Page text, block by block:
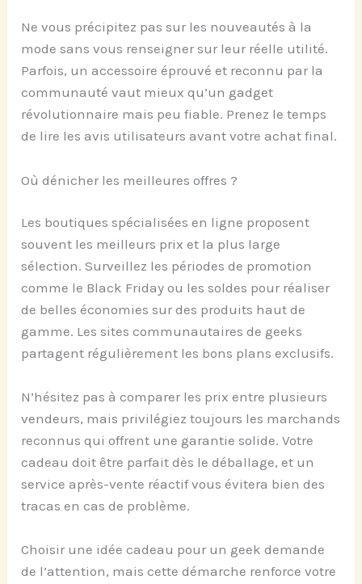
Ne vous précipitez pas sur les nouveautés à la
mode sans vous renseigner sur leur réelle utilité.
Parfois, un accessoire éprouvé et reconnu par la
communauté vaut mieux qu’un gadget
révolutionnaire mais peu fiable. Prenez le temps
de lire les avis utilisateurs avant votre achat final.
Où dénicher les meilleures offres ?
Les boutiques spécialisées en ligne proposent
souvent les meilleurs prix et la plus large
sélection. Surveillez les périodes de promotion
comme le Black Friday ou les soldes pour réaliser
de belles économies sur des produits haut de
gamme. Les sites communautaires de geeks
partagent régulièrement les bons plans exclusifs.
N’hésitez pas à comparer les prix entre plusieurs
vendeurs, mais privilégiez toujours les marchands
reconnus qui offrent une garantie solide. Votre
cadeau doit être parfait dès le déballage, et un
service après-vente réactif vous évitera bien des
tracas en cas de problème.
Choisir une idée cadeau pour un geek demande
de l’attention, mais cette démarche renforce votre